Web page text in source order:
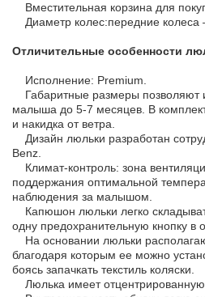
Вместительная корзина для
Диаметр колес:передние колеса
Отличительные особенности
Исполнение: Premium.
Габаритные размеры позволяют
малыша до 5-7 месяцев. В
и накидка от ветра.
Дизайн люльки разработан
Benz.
Климат-контроль: зона
поддержания оптимальной
наблюдения за малышом.
Капюшон люльки легко
одну предохранительную кнопку в
На основании люльки
благодаря которым ее можно
боясь запачкать текстиль коляски.
Люлька имеет отцентрированную